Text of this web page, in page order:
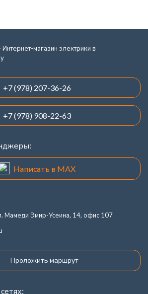
магазин электрики в
+7 (978) 207-36-26
+7 (978) 908-22-63
Написать в MAX
Мамеди Эмир-Усеина, 14, офис 107
Проложить маршрут